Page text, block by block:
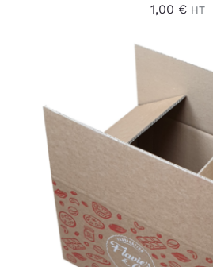
1,00 € HT
AJOUTER AU
DÉTAILS